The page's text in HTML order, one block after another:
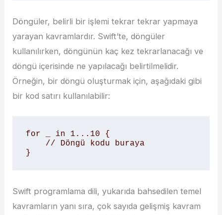
Döngüler, belirli bir işlemi tekrar tekrar yapmaya
yarayan kavramlardır. Swift’te, döngüler
kullanılırken, döngünün kaç kez tekrarlanacağı ve
döngü içerisinde ne yapılacağı belirtilmelidir.
Örneğin, bir döngü oluşturmak için, aşağıdaki gibi
bir kod satırı kullanılabilir:
for _ in 1...10 {
}
Swift programlama dili, yukarıda bahsedilen temel
kavramların yanı sıra, çok sayıda gelişmiş kavram